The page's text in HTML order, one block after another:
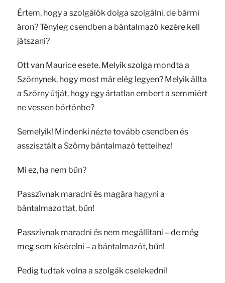
Értem, hogy a szolgálók dolga szolgálni, de bármi
áron? Tényleg csendben a bántalmazó kezére kell
játszani?
Ott van Maurice esete. Melyik szolga mondta a
Szörnynek, hogy most már elég legyen? Melyik állta
a Szörny útját, hogy egy ártatlan embert a semmiért
ne vessen börtönbe?
Semelyik! Mindenki nézte tovább csendben és
asszisztált a Szörny bántalmazó tetteihez!
Mi ez, ha nem bűn?
Passzívnak maradni és magára hagyni a
bántalmazottat, bűn!
Passzívnak maradni és nem megállítani – de még
meg sem kísérelni – a bántalmazót, bűn!
Pedig tudtak volna a szolgák cselekedni!